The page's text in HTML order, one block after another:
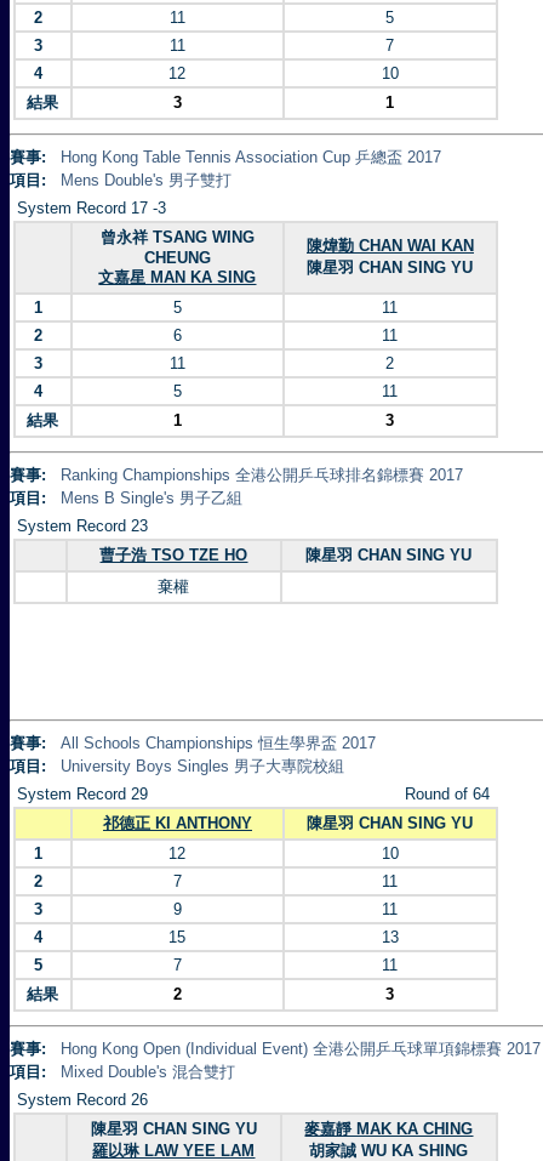
2
11
5
3
11
7
4
12
10
結果
3 1
賽事:
Hong Kong Table Tennis Association Cup 乒總盃 2017
項目:
Mens Double's 男子雙打
System Record 17 -3
曾永祥 TSANG WING
CHEUNG
文嘉星 MAN KA SING
陳煒勤 CHAN WAI KAN
陳星羽 CHAN SING YU
1 5
11
2
6
11
3
11
2
4
5
11
結果
1 3
賽事:
Ranking Championships 全港公開乒乓球排名錦標賽 2017
項目:
Mens B Single's 男子乙組
System Record 23
曹子浩 TSO TZE HO
陳星羽 CHAN SING YU
棄權
賽事:
All Schools Championships 恒生學界盃 2017
項目:
University Boys Singles 男子大專院校組
System Record 29
Round of 64
祁德正 KI ANTHONY
陳星羽 CHAN SING YU
1
12
10
2
7
11
3
9
11
4
15
13
5
7
11
結果
2 3
賽事:
Hong Kong Open (Individual Event) 全港公開乒乓球單項錦標賽 2017
項目:
Mixed Double's 混合雙打
System Record 26
陳星羽 CHAN SING YU
羅以琳 LAW YEE LAM
麥嘉靜 MAK KA CHING
胡家誠 WU KA SHING